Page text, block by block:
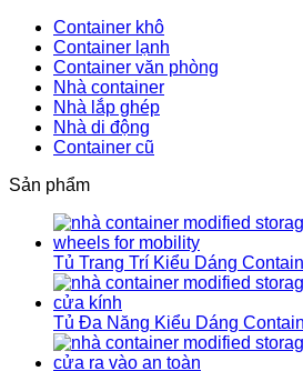
Container khô
Container lạnh
Container văn phòng
Nhà container
Nhà lắp ghép
Nhà di động
Container cũ
Sản phẩm
Tủ Trang Trí Kiểu Dáng
Tủ Đa Năng Kiểu Dáng